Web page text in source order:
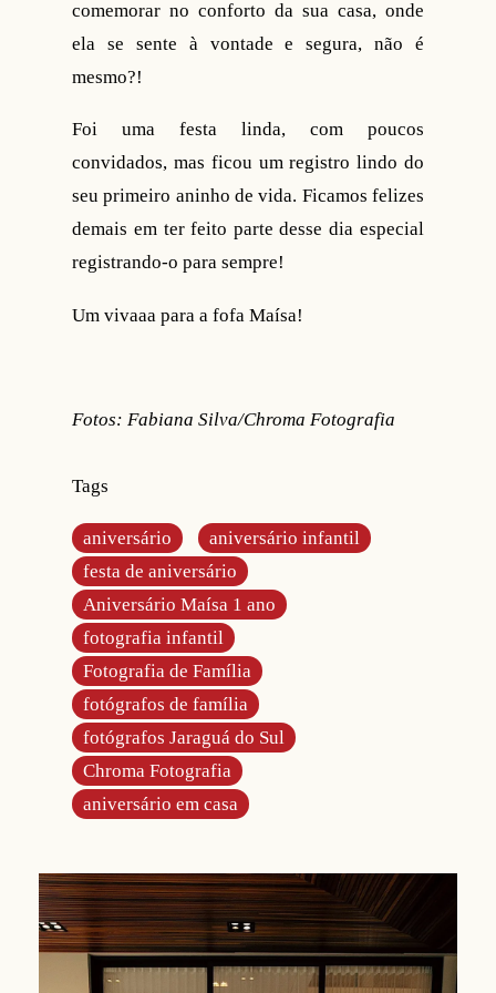
comemorar no conforto da sua casa, onde
ela se sente à vontade e segura, não é
mesmo?!
Foi uma festa linda, com poucos
convidados, mas ficou um registro lindo do
seu primeiro aninho de vida. Ficamos felizes
demais em ter feito parte desse dia especial
registrando-o para sempre!
Um vivaaa para a fofa Maísa!
Fotos: Fabiana Silva/Chroma Fotografia
Tags
aniversário
aniversário infantil
festa de aniversário
Aniversário Maísa 1 ano
fotografia infantil
Fotografia de Família
fotógrafos de família
fotógrafos Jaraguá do Sul
Chroma Fotografia
aniversário em casa